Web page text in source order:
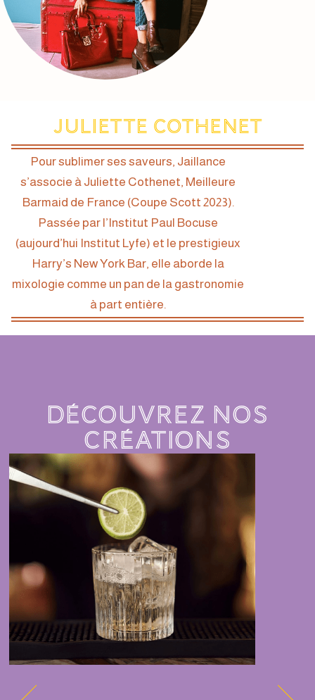
Juliette Cothenet
Pour sublimer ses saveurs, Jaillance
s’associe à Juliette Cothenet, Meilleure
Barmaid de France (Coupe Scott 2023).
Passée par l’Institut Paul Bocuse
(aujourd’hui Institut Lyfe) et le prestigieux
Harry’s New York Bar, elle aborde la
mixologie comme un pan de la gastronomie
à part entière.
DÉCOUVREZ NOS
CRÉATIONS